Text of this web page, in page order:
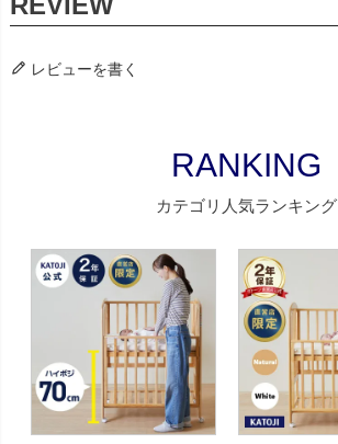
レビューを書く
RANKING
カテゴリ人気ランキング